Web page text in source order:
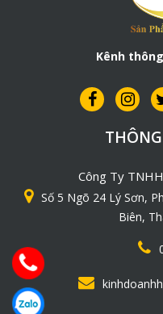
Kênh
Công Ty
Số 5 Ngõ 24 Lý Sơn,
Biên,